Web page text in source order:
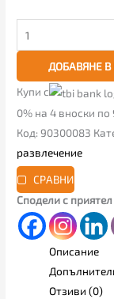
ДОБАВЯНЕ
Купи с
0% на 4 вноски по
Код:90300083
развлечение
СРАВНИ
Сподели с приятел
Описание
Отзиви (0)